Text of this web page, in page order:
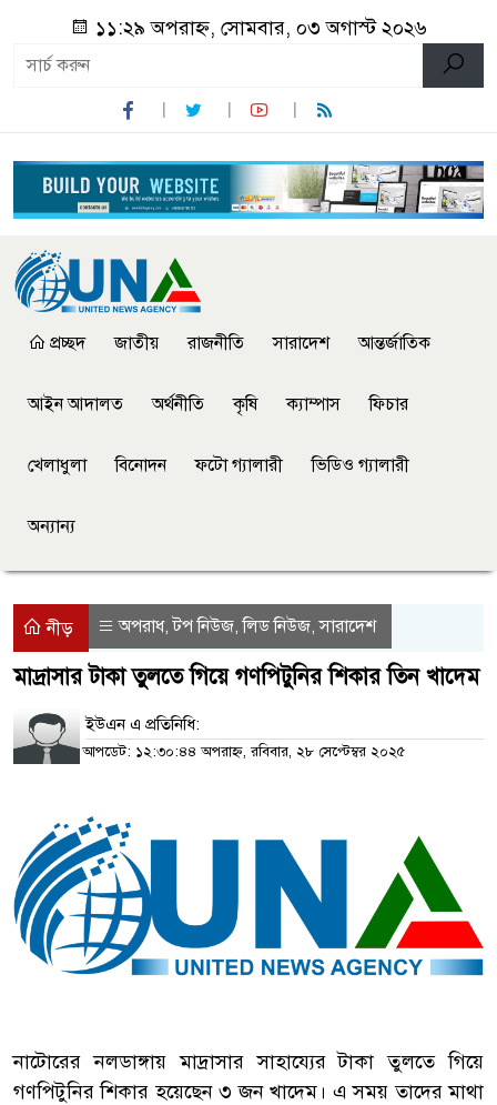
১১:২৯ অপরাহ্ন, সোমবার, ০৩ অগাস্ট ২০২৬
প্রচ্ছদ জাতীয় রাজনীতি সারাদেশ আন্তর্জাতিক
আইন আদালত অর্থনীতি কৃষি ক্যাম্পাস ফিচার
খেলাধুলা বিনোদন ফটো গ্যালারী ভিডিও গ্যালারী
অন্যান্য
নীড় অপরাধ,টপ নিউজ,লিড নিউজ,সারাদেশ
মাদ্রাসার টাকা তুলতে গিয়ে গণপিটুনির শিকার তিন খাদেম
ইউএন এ প্রতিনিধি:
আপডেট: ১২:৩০:৪৪ অপরাহ্ন, রবিবার, ২৮ সেপ্টেম্বর ২০২৫
নাটোরের নলডাঙ্গায় মাদ্রাসার সাহায্যের টাকা তুলতে গিয়ে
গণপিটুনির শিকার হয়েছেন ৩ জন খাদেম। এ সময় তাদের মাথা